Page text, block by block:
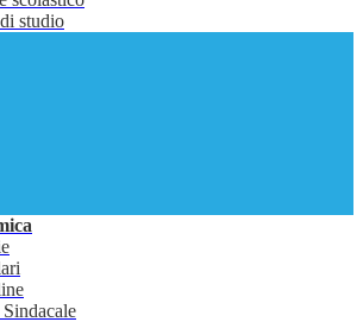
studio